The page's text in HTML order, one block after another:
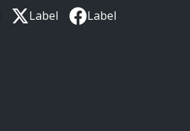
Label Label